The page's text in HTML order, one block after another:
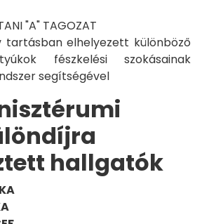
"A" TAGOZAT
elhelyezett különböző
fészkelési szokásainak
segítségével
hallgatók